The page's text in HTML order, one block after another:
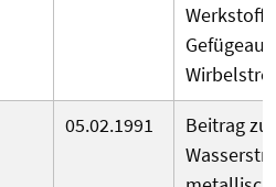
05.02.1991
Beitrag